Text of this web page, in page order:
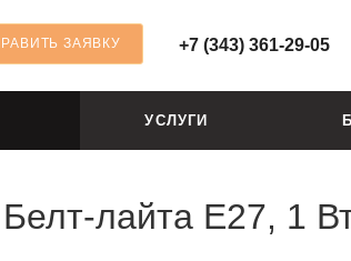
ЗАЯВКУ +7 (343) 361-29-05
УСЛУГИ
лайта Е27, 1